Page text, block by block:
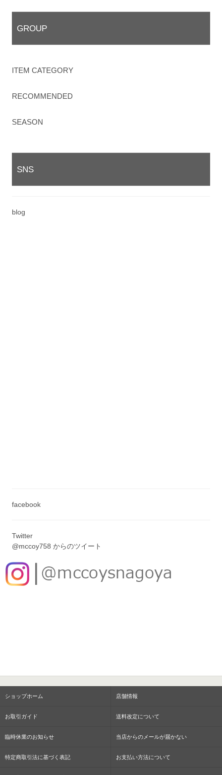
GROUP
ITEM CATEGORY
RECOMMENDED
SEASON
SNS
blog
facebook
Twitter
@mccoy758 からのツイート
ショップホーム 店舗情報
お取引ガイド 送料改定について
臨時休業のお知らせ 当店からのメールが届かない
特定商取引法に基づく表記 お支払い方法について